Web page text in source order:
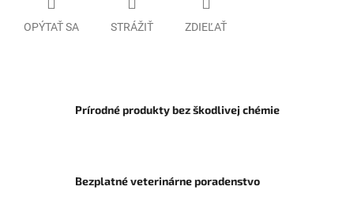
OPÝTAŤ SA STRÁŽIŤ ZDIEĽAŤ
Prírodné produkty bez škodlivej chémie
Bezplatné veterinárne poradenstvo